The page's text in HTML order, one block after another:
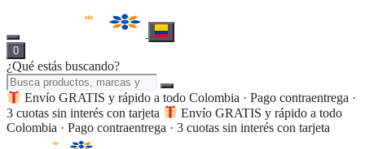
0
¿Qué estás buscando?
Envío GRATIS y rápido a todo Colombia · Pago contraentrega ·
3 cuotas sin interés con tarjeta
Envío GRATIS y rápido a todo
Colombia · Pago contraentrega · 3 cuotas sin interés con tarjeta